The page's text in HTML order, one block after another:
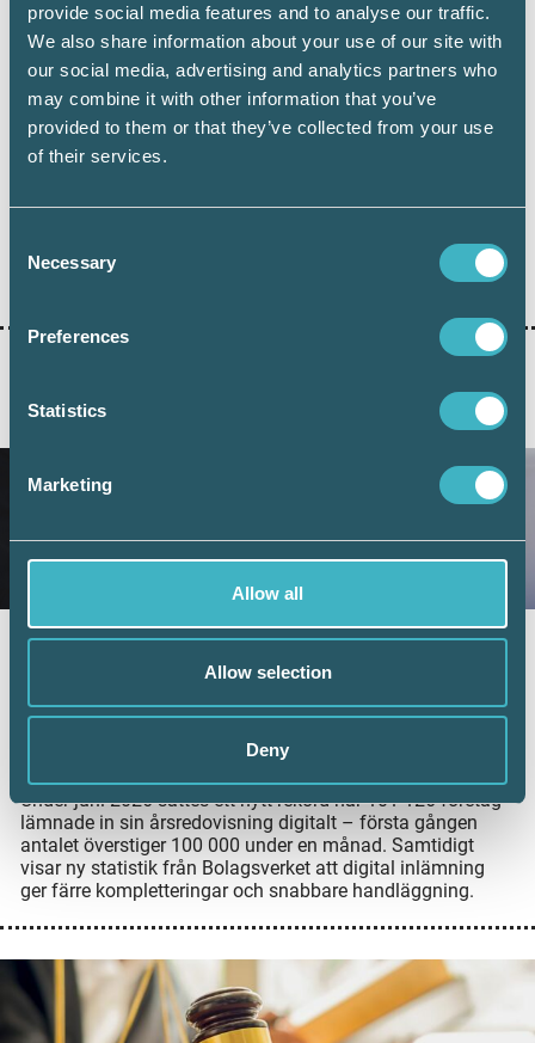
provide social media features and to analyse our traffic.
We also share information about your use of our site with
our social media, advertising and analytics partners who
may combine it with other information that you’ve
provided to them or that they’ve collected from your use
of their services.
Selection
Necessary
Preferences
Statistics
Marketing
Allow all
Allow selection
Deny
är satt till den 24 maj. Lagen är tänkt att börja
gälla från den 29 juni, vilket ger en
överlappning av gällande lagstiftning.
Dela:
AKTUELLA ARTIKLAR
Fler företag väljer digital årsredovisning –
redovisningskonsulterna bidrar till
utvecklingen
Digital inlämning av årsredovisningar fortsätter att öka.
Under juni 2026 sattes ett nytt rekord när 101 126 företag
lämnade in sin årsredovisning digitalt – första gången
antalet överstiger 100 000 under en månad. Samtidigt
visar ny statistik från Bolagsverket att digital inlämning
ger färre kompletteringar och snabbare handläggning.